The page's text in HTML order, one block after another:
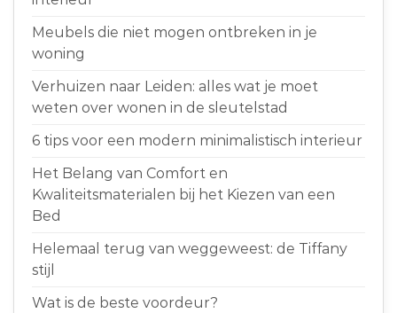
Meubels die niet mogen ontbreken in je
woning
Verhuizen naar Leiden: alles wat je moet
weten over wonen in de sleutelstad
6 tips voor een modern minimalistisch interieur
Het Belang van Comfort en
Kwaliteitsmaterialen bij het Kiezen van een
Bed
Helemaal terug van weggeweest: de Tiffany
stijl
Wat is de beste voordeur?